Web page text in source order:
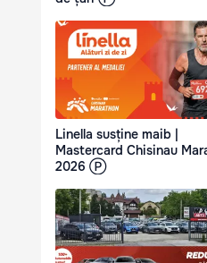
Linella susține maib |
Mastercard Chisinau
2026 Ⓟ